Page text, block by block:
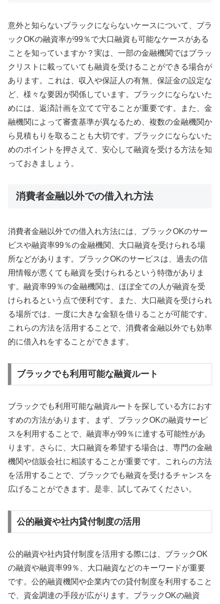
意外と知らないブラックにならないケースについて、ブラ
ックOKの融資率が99％で大口融資も可能なケースがある
ことを知っていますか？実は、一部の金融機関ではブラッ
クリストに載っていても融資を受けることができる場合が
あります。これは、収入や保証人の有無、保証金の設定な
ど、様々な要因が関係しています。ブラックにならないた
めには、返済計画を立てて守ることが重要です。また、金
融機関によって審査基準が異なるため、複数の金融機関か
ら見積もりを取ることも大切です。ブラックにならないた
めのポイントを押さえて、安心して融資を受ける方法を知
っておきましょう。
消費者金融以外での借入れ方法
消費者金融以外での借入れ方法には、ブラックOKのサー
ビスや融資率99％の金融機関、大口融資を受けられる場
所などがあります。ブラックOKのサービスは、過去の信
用情報が悪くても融資を受けられるという特徴がありま
す。融資率99％の金融機関は、ほぼ全ての人が融資を受
けられるという点で便利です。また、大口融資を受けられ
る場所では、一度に大きな金額を借りることが可能です。
これらの方法を活用することで、消費者金融以外でも効率
的に借入れをすることができます。
ブラックでも利用可能な融資ルート
ブラックでも利用可能な融資ルートを探している方におす
すめの方法があります。まず、ブラックOKの融資サービ
スを利用することで、融資率が99％に達する可能性があ
ります。さらに、大口融資を希望する場合は、専門の金融
機関や信販会社に相談することが重要です。これらの方法
を活用することで、ブラックでも融資を受けるチャンスを
広げることができます。是非、試してみてください。
公的融資や社内貸付制度の活用
公的融資や社内貸付制度を活用する際には、ブラックOK
の融資や融資率99％、大口融資などのキーワードが重要
です。公的融資機関や企業内での貸付制度を利用すること
で、資金調達の手段が広がります。ブラックOKの融資